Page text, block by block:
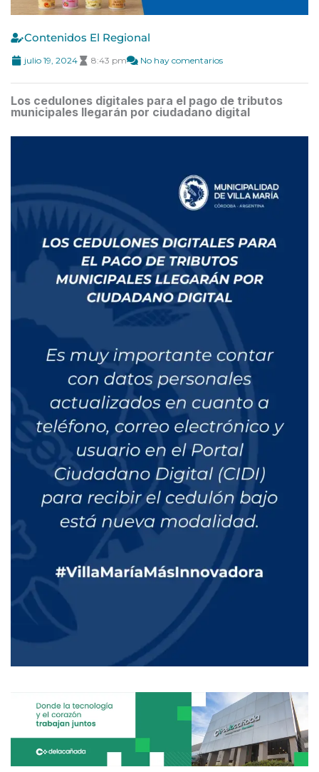
Contenidos El Regional
julio 19, 2024 8:43 pm No hay comentarios
Los cedulones digitales para el pago de tributos
municipales llegarán por ciudadano digital